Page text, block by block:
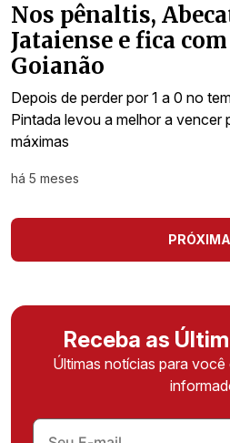
Nos pênaltis,
Jataiense e fica
Goianão
Depois de perder por 1 a 0 no
Pintada levou a melhor a vencer
máximas
há 5 meses
Receba as
Últimas notícias para